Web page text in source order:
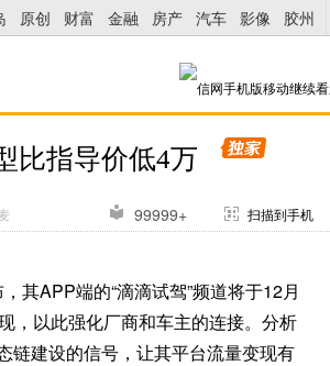
原创 财富 金融 房产 汽车 影像 胶州
比指导价低4万
99999+ 扫描到手机
其APP端的“滴滴试驾”频道将于12月
，以此强化厂商和车主的连接。分析
链建设的信号，让其平台流量变现有